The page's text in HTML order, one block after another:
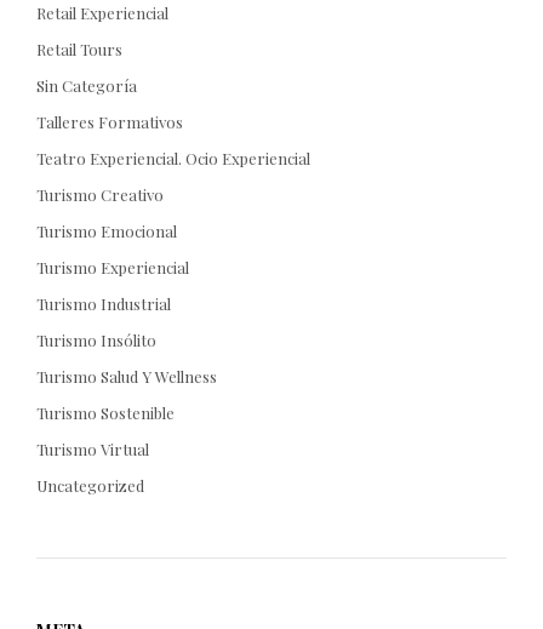
Retail Experiencial
Retail Tours
Sin Categoría
Talleres Formativos
Teatro Experiencial. Ocio Experiencial
Turismo Creativo
Turismo Emocional
Turismo Experiencial
Turismo Industrial
Turismo Insólito
Turismo Salud Y Wellness
Turismo Sostenible
Turismo Virtual
Uncategorized